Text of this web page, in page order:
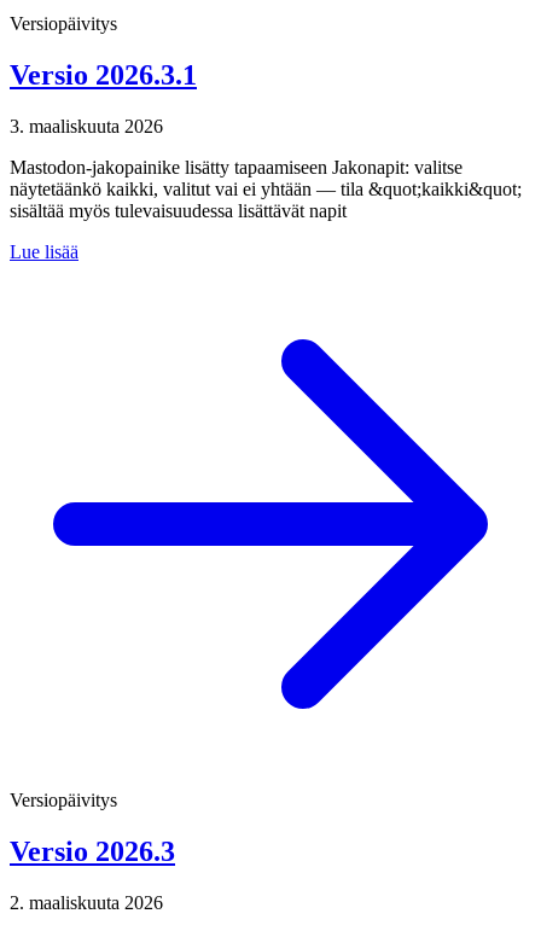
Versiopäivitys
Versio 2026.3.1
3. maaliskuuta 2026
Mastodon-jakopainike lisätty tapaamiseen Jakonapit: valitse
näytetäänkö kaikki, valitut vai ei yhtään — tila &quot;kaikki&quot;
sisältää myös tulevaisuudessa lisättävät napit
Lue lisää
Versiopäivitys
Versio 2026.3
2. maaliskuuta 2026